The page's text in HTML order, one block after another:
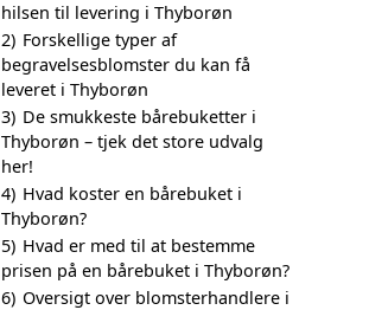
hilsen til levering i Thyborøn
2) Forskellige typer af
begravelsesblomster du kan få
leveret i Thyborøn
3) De smukkeste bårebuketter i
Thyborøn – tjek det store udvalg
her!
4) Hvad koster en bårebuket i
Thyborøn?
5) Hvad er med til at bestemme
prisen på en bårebuket i Thyborøn?
6) Oversigt over blomsterhandlere i